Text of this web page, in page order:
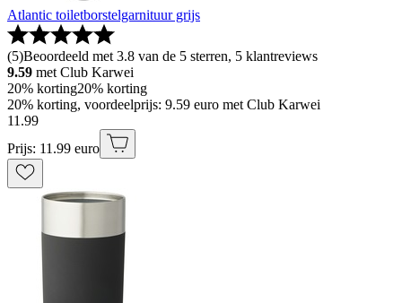
Atlantic toiletborstelgarnituur grijs
(5)Beoordeeld met 3.8 van de 5 sterren, 5 klantreviews
9.59 met Club Karwei
20% korting20% korting
20% korting, voordeelprijs: 9.59 euro met Club Karwei
11 .99
Prijs: 11.99 euro